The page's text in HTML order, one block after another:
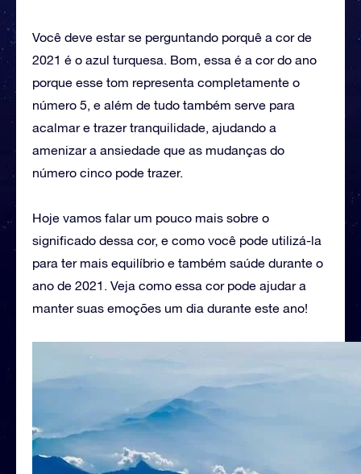
Você deve estar se perguntando porquê a cor de
2021 é o azul turquesa. Bom, essa é a cor do ano
porque esse tom representa completamente o
número 5, e além de tudo também serve para
acalmar e trazer tranquilidade, ajudando a
amenizar a ansiedade que as mudanças do
número cinco pode trazer.
Hoje vamos falar um pouco mais sobre o
significado dessa cor, e como você pode utilizá-la
para ter mais equilíbrio e também saúde durante o
ano de 2021. Veja como essa cor pode ajudar a
manter suas emoções um dia durante este ano!